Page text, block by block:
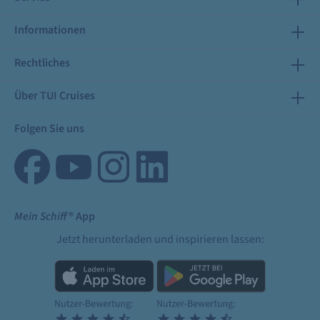
Informationen
Rechtliches
Über TUI Cruises
Folgen Sie uns
Mein Schiff® App
Jetzt herunterladen und inspirieren lassen: